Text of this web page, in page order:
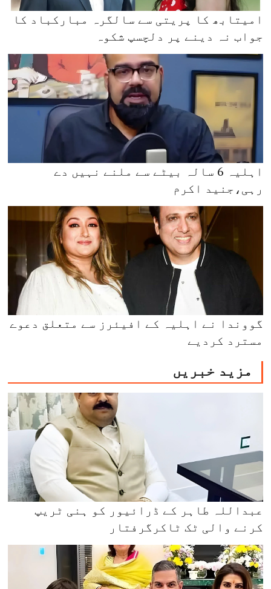
امیتابھ کا پریتی سے سالگرہ مبارکباد کا
جواب نہ دینے پر دلچسپ شکوہ
اہلیہ 6 سالہ بیٹے سے ملنے نہیں دے
رہی،جنید اکرم
گووندا نے اہلیہ کے افیئرز سے متعلق دعوے
مسترد کردیے
مزید خبریں
عبداللہ طاہر کے ڈرائیور کو ہنی ٹریپ
کرنے والی ٹک ٹاکرگرفتار